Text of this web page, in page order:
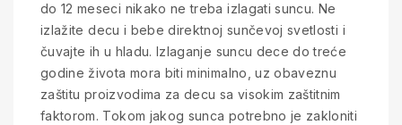
do 12 meseci nikako ne treba izlagati suncu. Ne
izlažite decu i bebe direktnoj sunčevoj svetlosti i
čuvajte ih u hladu. Izlaganje suncu dece do treće
godine života mora biti minimalno, uz obaveznu
zaštitu proizvodima za decu sa visokim zaštitnim
faktorom. Tokom jakog sunca potrebno je zakloniti